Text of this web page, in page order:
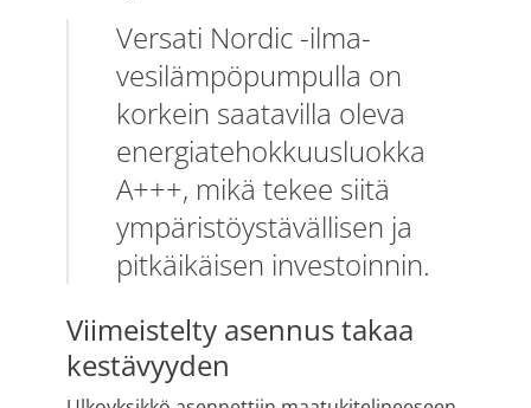
Versati Nordic -ilma-
vesilämpöpumpulla on
korkein saatavilla oleva
energiatehokkuusluokka
A+++, mikä tekee siitä
ympäristöystävällisen ja
pitkäikäisen investoinnin.
Viimeistelty asennus takaa
kestävyyden